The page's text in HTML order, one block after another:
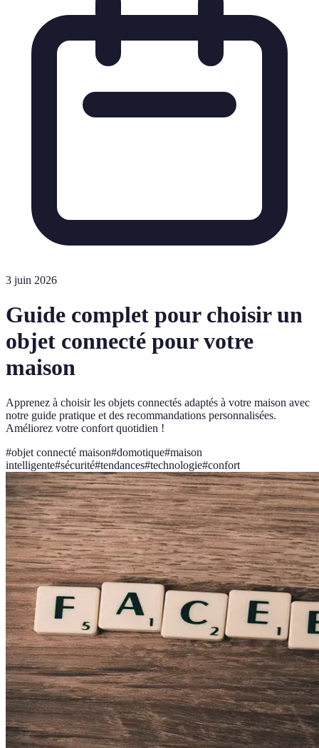
3 juin 2026
Guide complet pour choisir un
objet connecté pour votre
maison
Apprenez à choisir les objets connectés adaptés à votre maison avec
notre guide pratique et des recommandations personnalisées.
Améliorez votre confort quotidien !
#objet connecté maison#domotique#maison
intelligente#sécurité#tendances#technologie#confort